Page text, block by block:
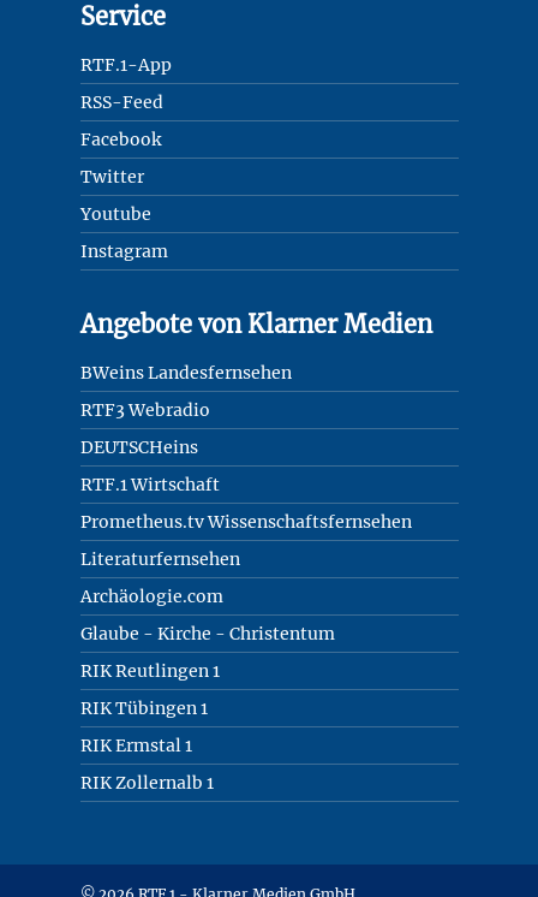
Service
RTF.1-App
RSS-Feed
Facebook
Twitter
Youtube
Instagram
Angebote von Klarner Medien
BWeins Landesfernsehen
RTF3 Webradio
DEUTSCHeins
RTF.1 Wirtschaft
Prometheus.tv Wissenschaftsfernsehen
Literaturfernsehen
Archäologie.com
Glaube - Kirche - Christentum
RIK Reutlingen 1
RIK Tübingen 1
RIK Ermstal 1
RIK Zollernalb 1